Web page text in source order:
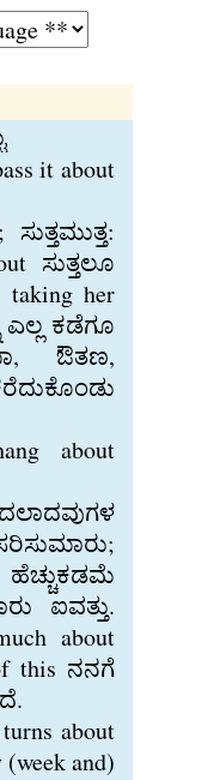
it about
ಸುತ್ತಲೂ
her
ಎಲ್ಲ ಕಡೆಗೂ
ಔತಣ,
about
ಐವತ್ತು.
about
this ನನಗೆ
about
and)